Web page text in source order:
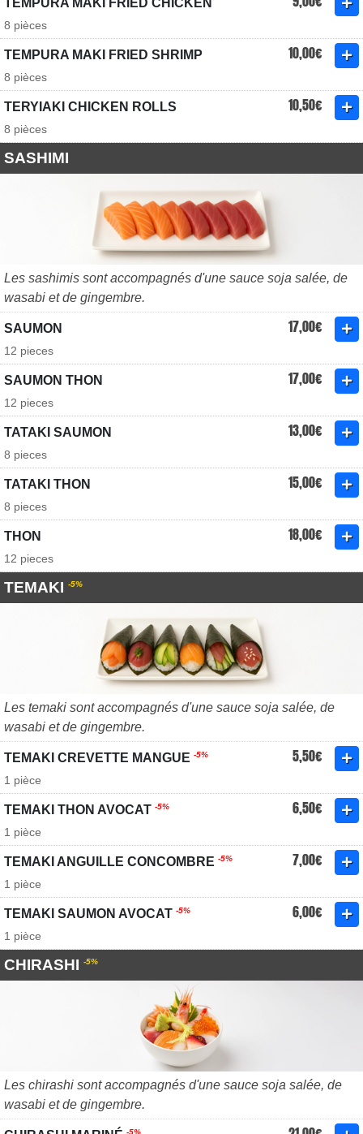
TEMPURA MAKI FRIED CHICKEN
8 pièces
TEMPURA MAKI FRIED SHRIMP 10,00€
8 pièces
TERYIAKI CHICKEN ROLLS 10,50€
8 pièces
SASHIMI
Les sashimis sont accompagnés d'une sauce soja salée, de
wasabi et de gingembre.
SAUMON 17,00€
12 pieces
SAUMON THON 17,00€
12 pieces
TATAKI SAUMON 13,00€
8 pieces
TATAKI THON 15,00€
8 pieces
THON 18,00€
12 pieces
TEMAKI -5%
Les temaki sont accompagnés d'une sauce soja salée, de
wasabi et de gingembre.
TEMAKI CREVETTE MANGUE -5% 5,50€
1 pièce
TEMAKI THON AVOCAT -5% 6,50€
1 pièce
TEMAKI ANGUILLE CONCOMBRE -5% 7,00€
1 pièce
TEMAKI SAUMON AVOCAT -5% 6,00€
1 pièce
CHIRASHI -5%
Les chirashi sont accompagnés d'une sauce soja salée, de
wasabi et de gingembre.
-5%